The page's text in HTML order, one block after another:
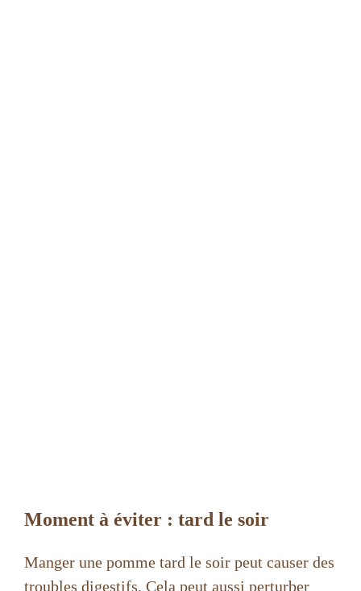
Moment à éviter : tard le soir
Manger une pomme tard le soir peut causer des
troubles digestifs. Cela peut aussi perturber